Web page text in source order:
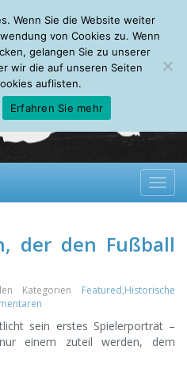
Autoren Leseempfehlungen FAQ
der den Fußball
Kategorien Featured,Historische
sein erstes Spielerporträt –
einem zuteil werden, dem
Wenn Sie die Website weiter
von Cookies zu. Wenn
gelangen Sie zu unserer
wir die auf unseren Seiten
auflisten.
Erfahren Sie mehr